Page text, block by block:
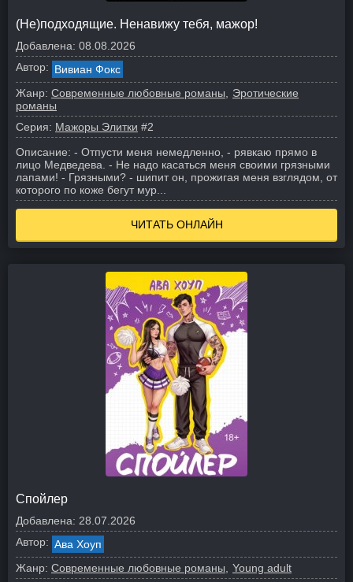
(Не)подходящие. Ненавижу тебя, мажор!
Добавлена: 08.08.2026
Автор: Вивиан Фокс
Жанр: Современные любовные романы
Эротические
романы
Серия: Мажоры Элитки #2
Описание: - Отпусти меня немедленно, - рявкаю прямо в
лицо Медведева. - Не надо касаться меня своими грязными
лапами! - Грязными? - шипит он, прожигая меня взглядом, от
которого по коже бегут мур...
ЧИТАТЬ ОНЛАЙН
Спойлер
Добавлена: 28.07.2026
Автор: Ава Хоуп
Жанр: Современные любовные романы
Young adult